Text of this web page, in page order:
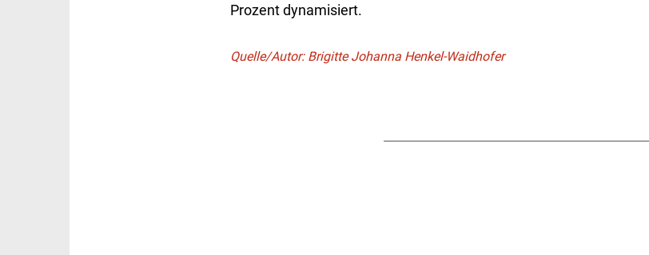
Prozent dynamisiert.
Quelle/Autor: Brigitte Johanna Henkel-Waidhofer